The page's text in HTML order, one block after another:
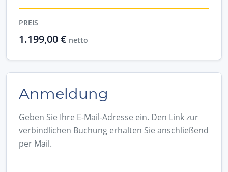
PREIS
1.199,00 € netto
Anmeldung
Geben Sie Ihre E-Mail-Adresse ein. Den Link zur
verbindlichen Buchung erhalten Sie anschließend
per Mail.